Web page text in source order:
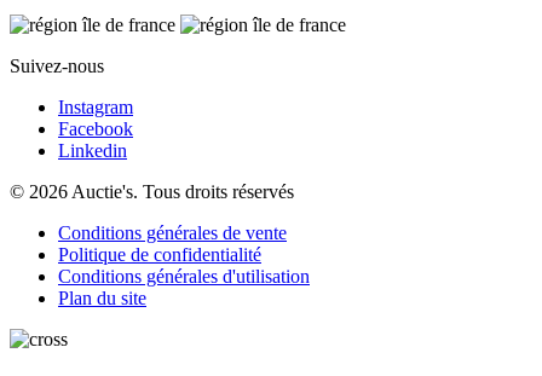
Suivez-nous
Instagram
Facebook
Linkedin
© 2026 Auctie's. Tous droits réservés
Conditions générales de vente
Politique de confidentialité
Conditions générales d'utilisation
Plan du site